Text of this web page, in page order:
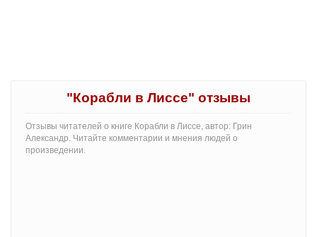
"Корабли в Лиссе" отзывы
Отзывы читателей о книге Корабли в Лиссе, автор: Грин
Александр. Читайте комментарии и мнения людей о
произведении.